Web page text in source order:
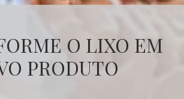
O LIXO EM
PRODUTO